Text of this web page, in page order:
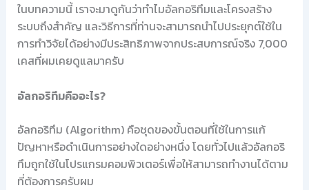
ในบทความนี้ เราจะมาดูกันว่าทำไมอัลกอริทึมและโครงสร้าง
ระบบถึงสำคัญ และวิธีการที่ท่านจะสามารถนำไปประยุกต์ใช้ใน
การทำวิจัยได้อย่างมีประสิทธิภาพจากประสบการณ์จริง 7,000
เคสที่ผมเคยดูแลมาครับ
อัลกอริทึมคืออะไร?
อัลกอริทึม (Algorithm) คือชุดของขั้นตอนที่ใช้ในการแก้
ปัญหาหรือดำเนินการอย่างใดอย่างหนึ่ง โดยทั่วไปแล้วอัลกอริ
ทึมถูกใช้ในโปรแกรมคอมพิวเตอร์เพื่อให้สามารถทำงานได้ตาม
ที่ต้องการครับผม